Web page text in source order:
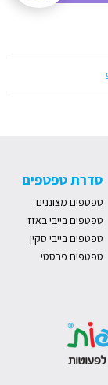
סדרת טפטפים
טפטפים מצוננים
טפטפים בייבי באזז
טפטפים בייבי סקין
טפטפים פרסטי